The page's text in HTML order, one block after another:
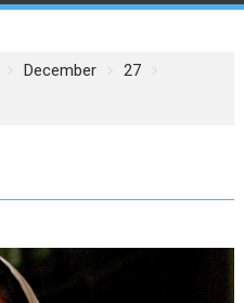
December
27